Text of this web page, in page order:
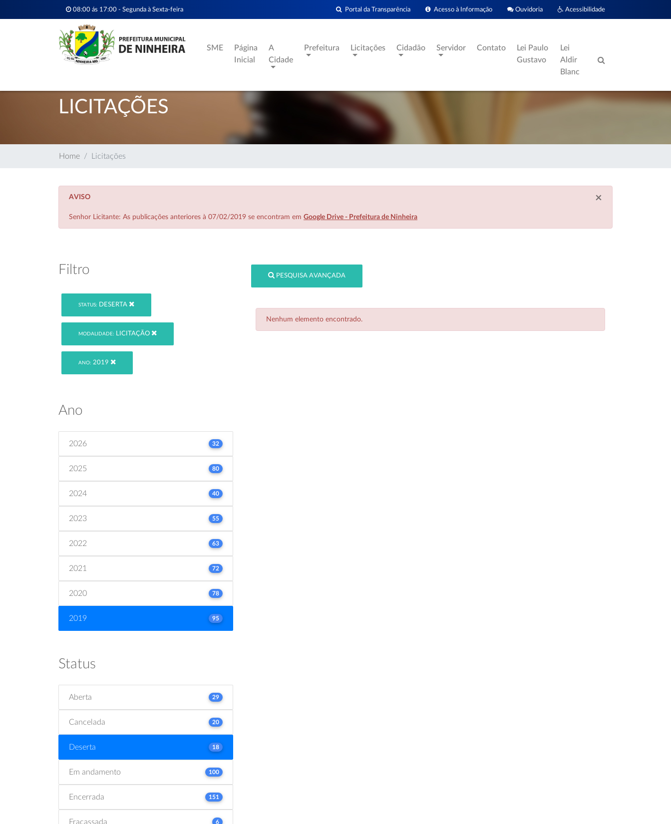
08:00 ás 17:00 - Segunda à Sexta-feira Acessibilidade
Ouvidoria
Acesso à Informação
Portal da Transparência
SME
Página
Inicial
A
Cidade
Prefeitura Licitações Cidadão Servidor Contato
Lei Paulo
Gustavo
Lei
Aldir
Blanc
LICITAÇÕES
Home Licitações
×
AVISO
Senhor Licitante: As publicações anteriores à 07/02/2019 se encontram em Google Drive - Prefeitura de Ninheira
Filtro
STATUS: DESERTA
MODALIDADE: LICITAÇÃO
ANO: 2019
Ano
2026 32
2025 80
2024 40
2023 55
2022 63
2021 72
2020 78
2019 95
Status
Aberta 29
Cancelada 20
Deserta 18
Em andamento 100
Encerrada 151
Fracassada 6
PESQUISA AVANÇADA
Nenhum elemento encontrado.